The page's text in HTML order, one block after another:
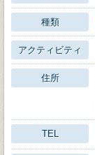
種類
アクティビティ
住所
TEL